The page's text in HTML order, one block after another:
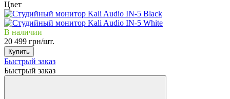
Цвет
В наличии
20 499 грн/шт.
Купить
Быстрый заказ
Быстрый заказ